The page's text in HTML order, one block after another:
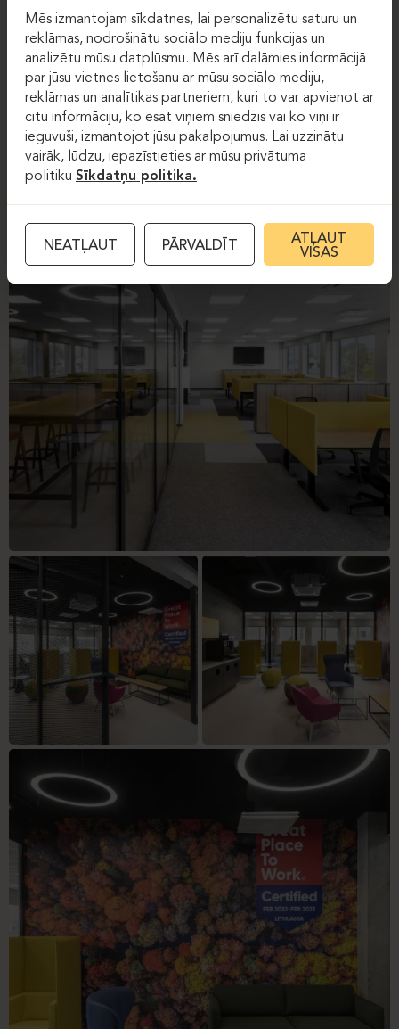
uzrunas.
GALERIJA
Mēs izmantojam sīkdatnes, lai personalizētu saturu un
reklāmas, nodrošinātu sociālo mediju funkcijas un
analizētu mūsu datplūsmu. Mēs arī dalāmies informācijā
par jūsu vietnes lietošanu ar mūsu sociālo mediju,
reklāmas un analītikas partneriem, kuri to var apvienot ar
citu informāciju, ko esat viņiem sniedzis vai ko viņi ir
ieguvuši, izmantojot jūsu pakalpojumus. Lai uzzinātu
vairāk, lūdzu, iepazīstieties ar mūsu privātuma
politiku Sīkdatņu politika.
NEATĻAUT PĀRVALDĪT
ATĻAUT
VISAS